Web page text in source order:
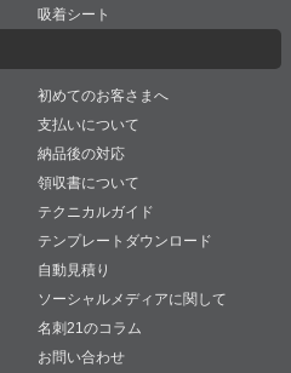
吸着シート
初めてのお客さまへ
支払いについて
納品後の対応
領収書について
テクニカルガイド
テンプレートダウンロード
自動見積り
ソーシャルメディアに関して
名刺21のコラム
お問い合わせ